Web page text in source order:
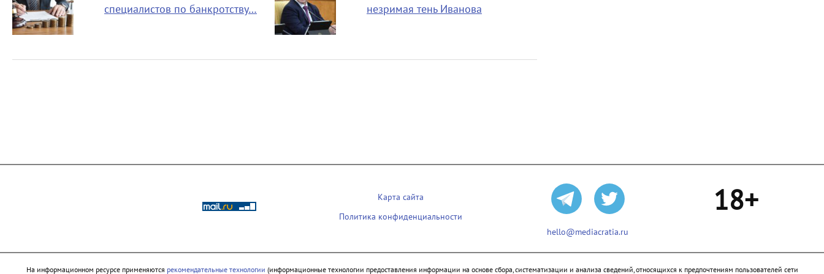
специалистов по банкротству…
незримая тень Иванова
Карта сайта
Политика конфиденциальности
hello@mediacratia.ru
18+
На информационном ресурсе применяются рекомендательные технологии (информационные технологии предоставления информации на основе сбора, систематизации и анализа сведений, относящихся к предпочтениям пользователей сети